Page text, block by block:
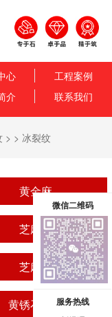
心
工程案例
介 联系我们
> > 冰裂纹
黄金麻
芝麻黑
芝麻白
黄锈石系列
微信二维码
服务热线